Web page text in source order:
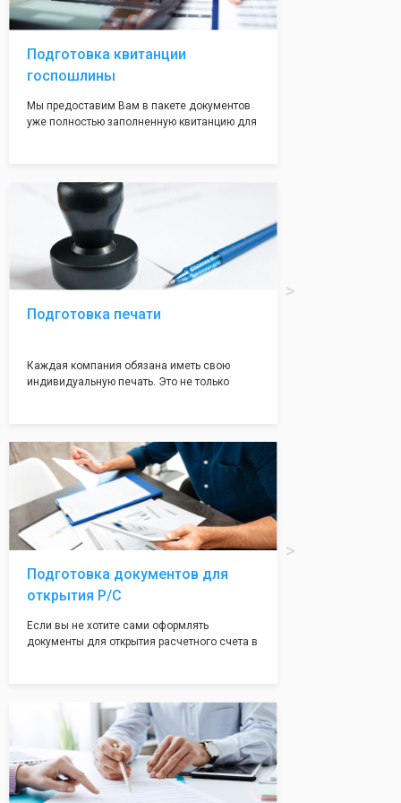
волноваться на этот счет, ведь у нас все
адреса не массовые и очень надежные!
Подготовка квитанции
госпошлины
Мы предоставим Вам в пакете документов
уже полностью заполненную квитанцию для
посредственно в налоговой инспекции при
подаче документов на регистрацию.
Подготовка печати
Каждая компания обязана иметь свою
индивидуальную печать. Это не только
вам поможем с помощью изготовления
печати по индивидуальному эскизу, который
Вы выберете сами из нашего каталога.
Подготовка документов для
открытия Р/С
Если вы не хотите сами оформлять
документы для открытия расчетного счета в
открытия счета, с минимальным затратом
вашего времени и сил!